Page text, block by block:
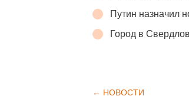
Путин назначил
Город в
← НОВОСТИ